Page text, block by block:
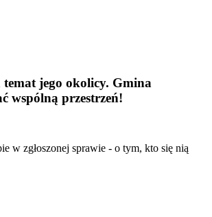
temat jego okolicy. Gmina
wspólną przestrzeń!
w zgłoszonej sprawie - o tym, kto się nią